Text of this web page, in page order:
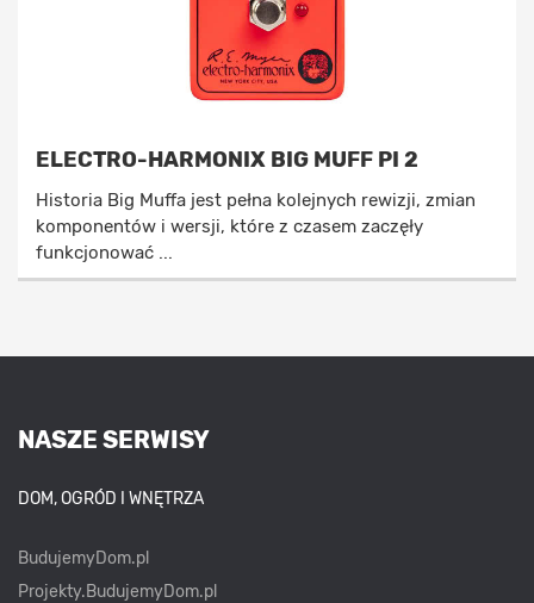
ELECTRO-HARMONIX BIG MUFF PI 2
Historia Big Muffa jest pełna kolejnych rewizji, zmian
komponentów i wersji, które z czasem zaczęły
funkcjonować ...
NASZE SERWISY
DOM, OGRÓD I WNĘTRZA
BudujemyDom.pl
Projekty.BudujemyDom.pl